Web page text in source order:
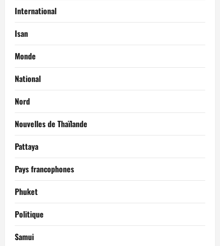
International
Isan
Monde
National
Nord
Nouvelles de Thaïlande
Pattaya
Pays francophones
Phuket
Politique
Samui